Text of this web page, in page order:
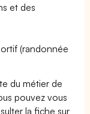
et des
(randonnée
du métier de
pouvez vous
la fiche sur